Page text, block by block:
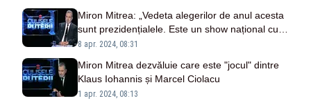
Miron Mitrea: „Vedeta alegerilor de anul acesta
sunt prezidențialele. Este un show național cu
un singur om”
8 apr. 2024, 08:31
Miron Mitrea dezvăluie care este "jocul" dintre
Klaus Iohannis și Marcel Ciolacu
1 apr. 2024, 08:13